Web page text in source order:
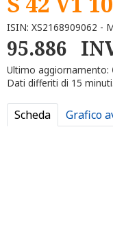
ISIN: XS2168909062 -
95.886
Ultimo aggiornamento:
Dati differiti di 15 minuti.
Scheda Grafico